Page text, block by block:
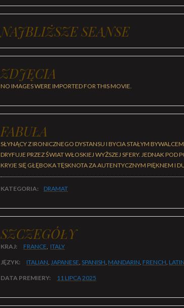
NAJBLIŻSZE SEANSE
ZDJĘCIA
NO IMAGES WERE IMPORTED FOR THIS MOVIE.
FABUŁA
SŁYNĄCY Z IRONICZNEGO DYSTANSU I BYCIA STAŁYM
DRYFUJE PRZEZ ŚWIAT WŁOSKIEJ WYŻSZEJ SFERY. JEDNAK
KRYJE SIĘ GŁĘBOKA TĘSKNOTA ZA AUTENTYCZNYM PIĘKNEM I
KATEGORIA: DRAMAT
SZCZEGÓŁY
KRAJ: FRANCE, ITALY
JĘZYK: ITALIAN, JAPANESE, SPANISH, MANDARIN, FRENCH, LATIN
DATA PREMIERY: 11 LIPCA2025